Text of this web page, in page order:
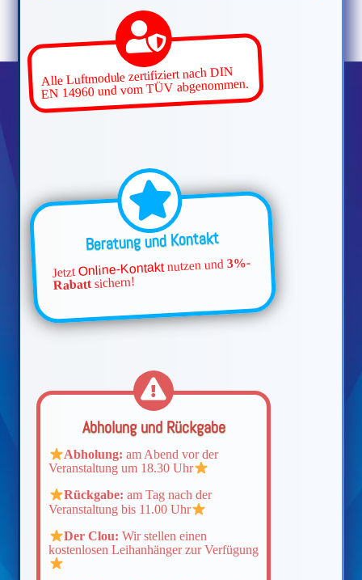
Alle Luftmodule zertifiziert nach DIN
EN 14960 und vom TÜV abgenommen.
Beratung und Kontakt
JetztOnline-Kontaktnutzen und3%-
Rabattsichern!
Abholung und Rückgabe
Abholung: am Abend vor der
Veranstaltung um 18.30 Uhr
Rückgabe: am Tag nach der
Veranstaltung bis 11.00 Uhr
Der Clou: Wir stellen einen
kostenlosen Leihanhänger zur Verfügung